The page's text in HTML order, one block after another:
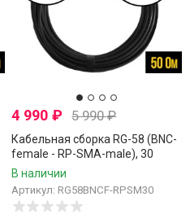
4 990₽ 5 990₽
Кабельная сборка RG-58 (BNC-
female - RP-SMA-male), 30
метров
В наличии
Артикул: RG58BNCF-RPSM30